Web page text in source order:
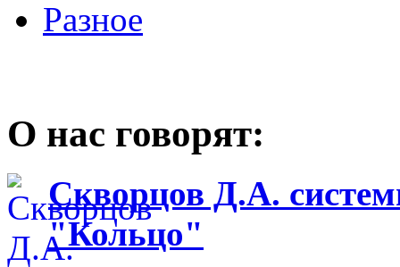
Разное
О нас говорят:
Скворцов Д.А.
"Кольцо"